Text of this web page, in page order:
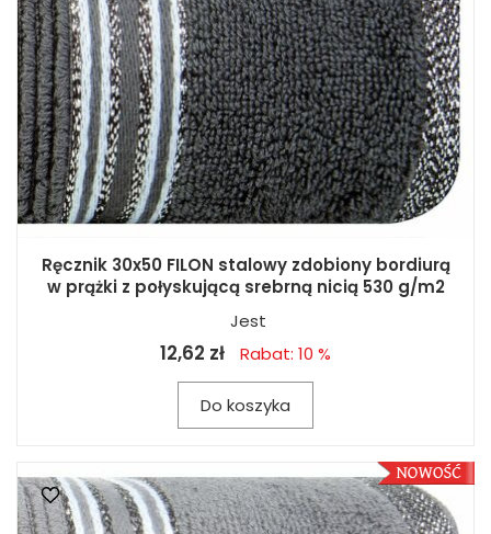
Ręcznik 30x50 FILON stalowy zdobiony bordiurą
w prążki z połyskującą srebrną nicią 530 g/m2
Jest
12,62 zł Rabat: 10 %
Do koszyka